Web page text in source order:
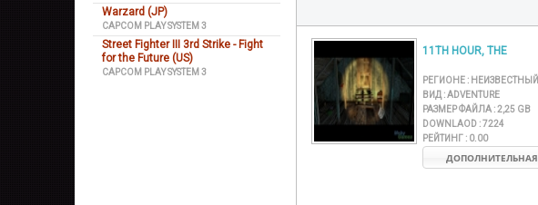
Warzard (JP)
CAPCOM PLAY SYSTEM 3
Street Fighter III 3rd Strike - Fight
for the Future (US)
CAPCOM PLAY SYSTEM 3
11TH HOUR, THE
РЕГИОНЕ : НЕИЗВЕСТНЫЙ
ВИД :ADVENTURE
РАЗМЕР ФАЙЛА :2,25 GB
DOWNLAOD :7224
РЕЙТИНГ : 0.00
ДОПОЛНИТЕЛЬНАЯ